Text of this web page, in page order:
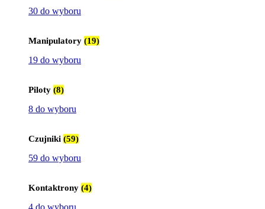
30 do wyboru
Manipulatory (19)
19 do wyboru
Piloty (8)
8 do wyboru
Czujniki (59)
59 do wyboru
Kontaktrony (4)
4 do wyboru